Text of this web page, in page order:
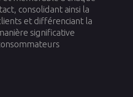
consolidant ainsi la
et différenciant la
significative